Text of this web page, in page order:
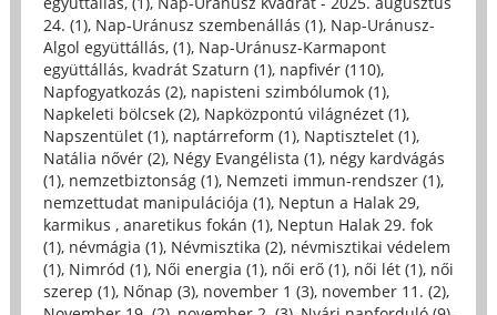
24. (1), Nap-Uránusz szembenállás (1), Nap-Uránusz-
Algol együttállás, (1), Nap-Uránusz-Karmapont
együttállás, kvadrát Szaturn (1), napfivér (110),
Napfogyatkozás (2), napisteni szimbólumok (1),
Napkeleti bölcsek (2), Napközpontú világnézet (1),
Napszentület (1), naptárreform (1), Naptisztelet (1),
Natália nővér (2), Négy Evangélista (1), négy kardvágás
(1), nemzetbiztonság (1), Nemzeti immun-rendszer (1),
nemzettudat manipulációja (1), Neptun a Halak 29,
karmikus , anaretikus fokán (1), Neptun Halak 29. fok
(1), névmágia (1), Névmisztika (2), névmisztikai védelem
(1), Nimród (1), Női energia (1), női erő (1), női lét (1), női
szerep (1), Nőnap (3), november 1 (3), november 11. (2),